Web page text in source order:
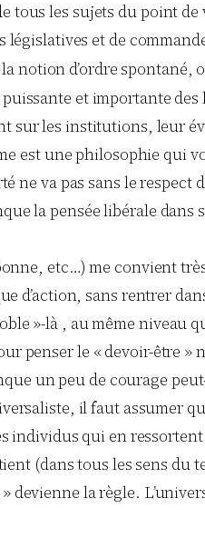
tous les sujets du point de
et de
notion d’ordre spontané,
et importante des
sur les institutions, leur
est une philosophie qui
ne va pas sans le respect
la pensée libérale dans
etc…) me convient
d’action, sans rentrer
»-là , au même niveau
penser le « devoir-être »
un peu de courage
il faut assumer
individus qui en
(dans tous les sens du
la règle.